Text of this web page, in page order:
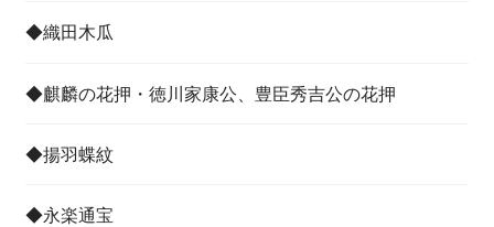
その他
◆織田木瓜
◆麒麟の花押・徳川家康公、豊臣秀吉公の花押
◆揚羽蝶紋
◆永楽通宝